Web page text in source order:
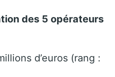
des 5 opérateurs
d’euros (rang :